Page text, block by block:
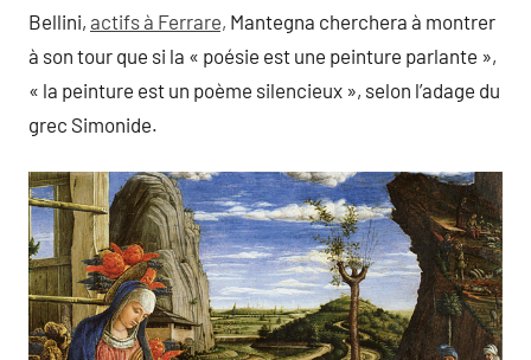
Bellini, actifs à Ferrare, Mantegna cherchera à montrer
à son tour que si la « poésie est une peinture parlante »,
« la peinture est un poème silencieux », selon l’adage du
grec Simonide.